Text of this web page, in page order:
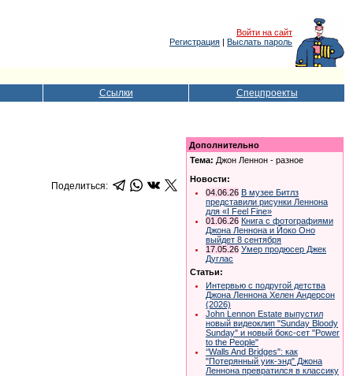
Войти на сайт
Регистрация | Выслать пароль
Ссылки Спецпроекты
Поделиться:
Дополнительно
Тема: Джон Леннон - разное
Новости:
04.06.26 В музее Битлз
представили рисунки Леннона
для «I Feel Fine»
01.06.26 Книга с фотографиями
Джона Леннона и Йоко Оно
выйдет 8 сентября
17.05.26 Умер продюсер Джек
Дуглас
Статьи:
Интервью с подругой детства
Джона Леннона Хелен Андерсон
(2026)
John Lennon Estate выпустил
новый видеоклип "Sunday Bloody
Sunday" и новый бокс-сет "Power
to the People"
‘‘Walls And Bridges": как
"Потерянный уик-энд" Джона
Леннона превратился в классику